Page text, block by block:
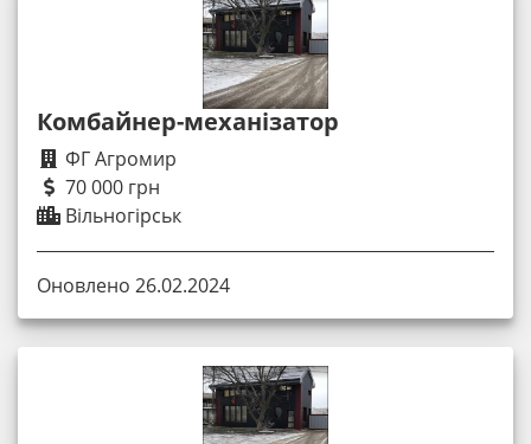
Комбайнер-механізатор
ФГ Агромир
70 000 грн
Вільногірськ
Оновлено 26.02.2024